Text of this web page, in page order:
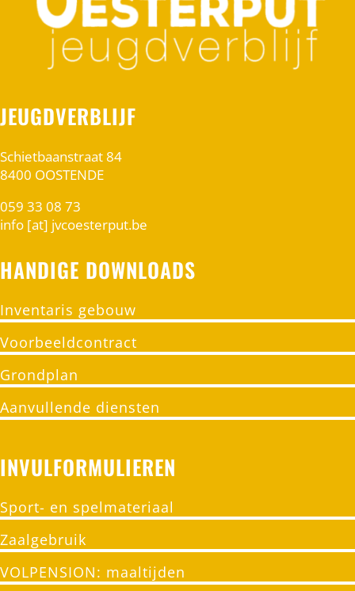
JEUGDVERBLIJF
Schietbaanstraat 84
8400 OOSTENDE
059 33 08 73
info [at] jvcoesterput.be
HANDIGE DOWNLOADS
Inventaris gebouw
Voorbeeldcontract
Grondplan
Aanvullende diensten
INVULFORMULIEREN
Sport- en spelmateriaal
Zaalgebruik
VOLPENSION: maaltijden